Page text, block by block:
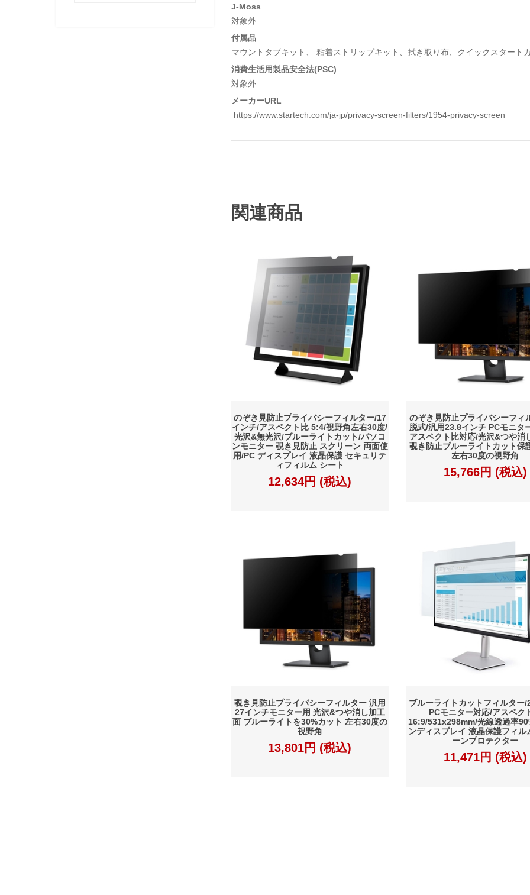
J-Moss
対象外
付属品
マウントタブキット、 粘着ストリップキット、拭き取り布、クイックスタート
消費生活用製品安全法(PSC)
対象外
メーカーURL
https://www.startech.com/ja-jp/privacy-screen-filters/1954-privacy-screen
関連商品
のぞき見防止プライバシーフィルター/17
インチ/アスペクト比 5:4/視野角左右30度/
光沢&無光沢/ブルーライトカット/パソコ
ンモニター 覗き見防止 スクリーン 両面使
用/PC ディスプレイ 液晶保護 セキュリテ
ィフィルム シート
12,634円 (税込)
のぞき見防止プライバシーフィ
脱式/汎用23.8インチ PCモニタ
アスペクト比対応/光沢&つや消
覗き防止ブルーライトカット保
左右30度の視野角
15,766円 (税込)
覗き見防止プライバシーフィルター 汎用
27インチモニター用 光沢&つや消し加工
面 ブルーライトを30%カット 左右30度の
視野角
13,801円 (税込)
ブルーライトカットフィルター/
PCモニター対応/アスペク
16:9/531x298mm/光線透過率
ンディスプレイ 液晶保護フィル
ーンプロテクター
11,471円 (税込)